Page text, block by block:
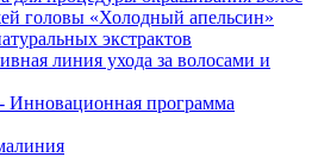
головы «Холодный апельсин»
экстрактов
линия ухода за волосами и
Инновационная программа